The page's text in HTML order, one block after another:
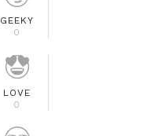
GEEKY
0
LOVE
0